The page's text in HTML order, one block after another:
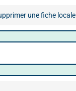
une fiche locale